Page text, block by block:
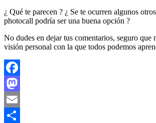
¿ Qué te parecen ? ¿ Se te ocurren algunos
photocall podría ser una buena opción ?
No dudes en dejar tus comentarios, seguro que
visión personal con la que todos podemos
Facebook
Mastodon
Email